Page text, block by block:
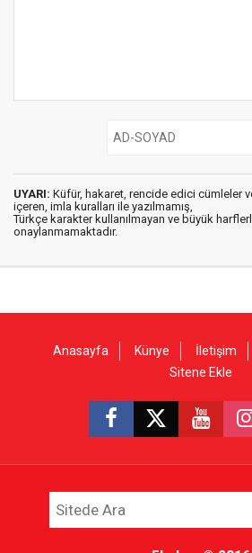
UYARI: Küfür, hakaret, rencide edici cümleler
içeren, imla kuralları ile yazılmamış,
Türkçe karakter kullanılmayan ve büyük
onaylanmamaktadır.
Anasayfa Künye İletişim
Sitene Ekle